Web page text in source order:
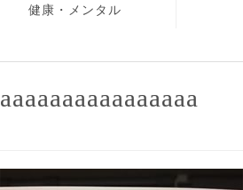
健康・メンタル
aaaaaaaaaaaaaaaa